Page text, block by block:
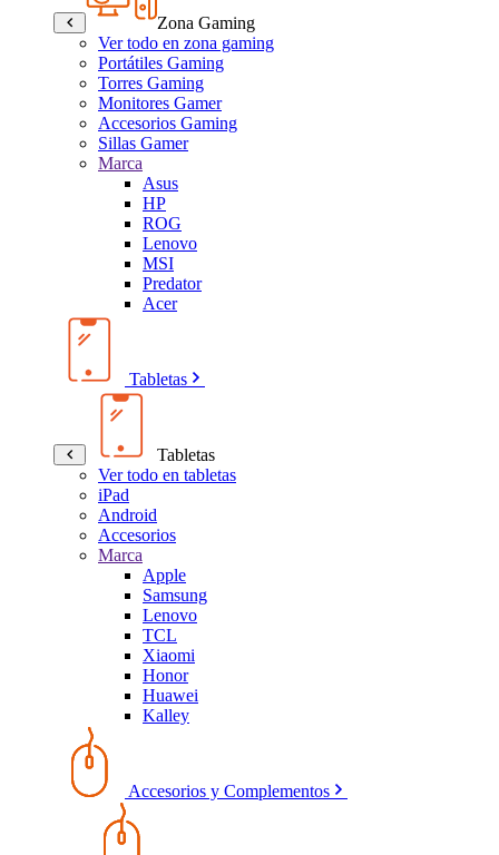
Zona Gaming
Ver todo en zona gaming
Portátiles Gaming
Torres Gaming
Monitores Gamer
Accesorios Gaming
Sillas Gamer
Marca
Asus
HP
ROG
Lenovo
MSI
Predator
Acer
Tabletas
Tabletas
Ver todo en tabletas
iPad
Android
Accesorios
Marca
Apple
Samsung
Lenovo
TCL
Xiaomi
Honor
Huawei
Kalley
Accesorios y Complementos